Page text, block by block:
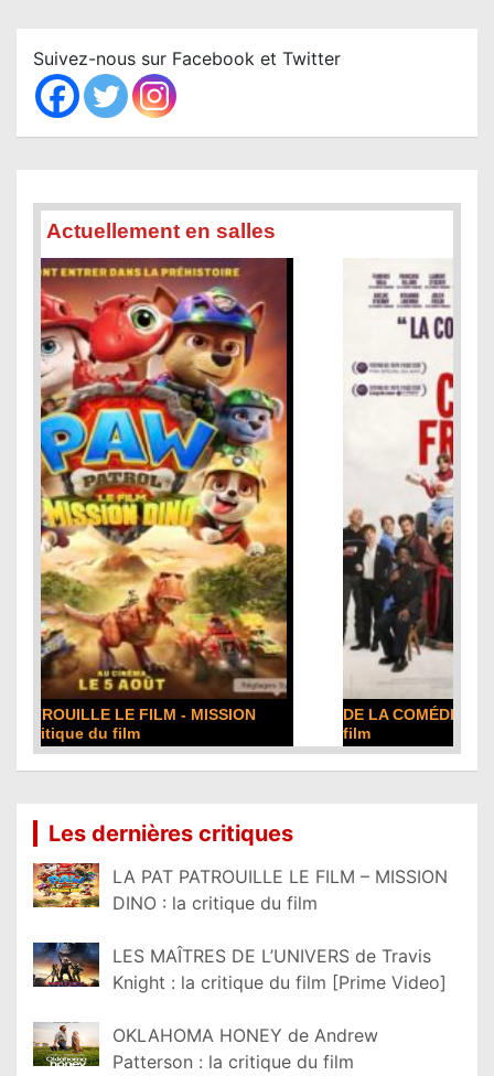
c
h
Suivez-nous sur Facebook et Twitter
Actuellement en salles
DE LA COMÉDIE-FRANÇAISE : la critique du
film
Les dernières critiques
LA PAT PATROUILLE LE FILM – MISSION
DINO : la critique du film
LES MAÎTRES DE L’UNIVERS de Travis
Knight : la critique du film [Prime Video]
OKLAHOMA HONEY de Andrew
Patterson : la critique du film